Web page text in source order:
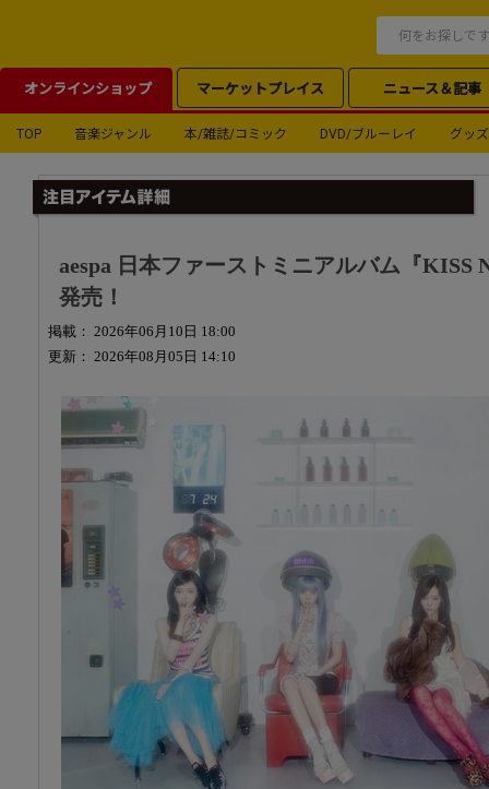
オンラインショップ マーケットプレイス ニュース＆記事
TOP 音楽ジャンル 本/雑誌/コミック DVD/ブルーレイ グッズ
aespa 日本ファーストミニアルバム『KISS
発売！
掲載： 2026年06月10日 18:00
更新： 2026年08月05日 14:10